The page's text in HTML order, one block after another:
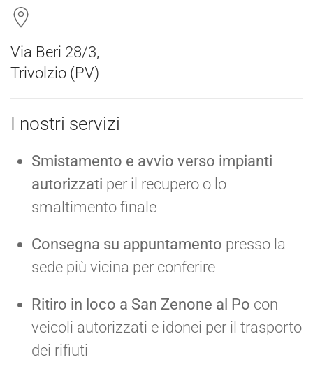
Via Beri 28/3,
Trivolzio (PV)
I nostri servizi
Smistamento e avvio verso impianti
autorizzati per il recupero o lo
smaltimento finale
Consegna su appuntamento presso la
sede più vicina per conferire
Ritiro in loco a San Zenone al Po con
veicoli autorizzati e idonei per il trasporto
dei rifiuti